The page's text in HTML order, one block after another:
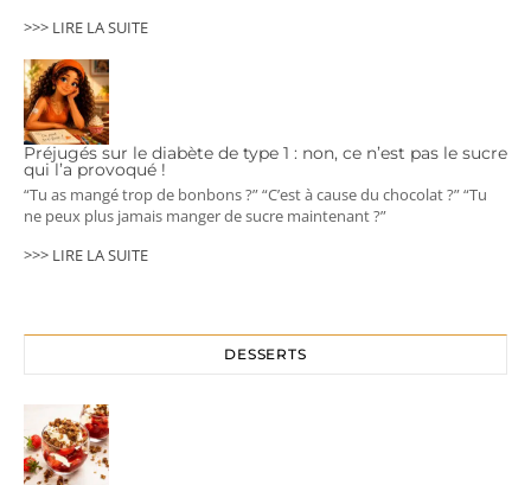
>>> LIRE LA SUITE
Préjugés sur le diabète de type 1 : non, ce n’est pas le sucre
qui l’a provoqué !
“Tu as mangé trop de bonbons ?” “C’est à cause du chocolat ?” “Tu
ne peux plus jamais manger de sucre maintenant ?”
>>> LIRE LA SUITE
DESSERTS